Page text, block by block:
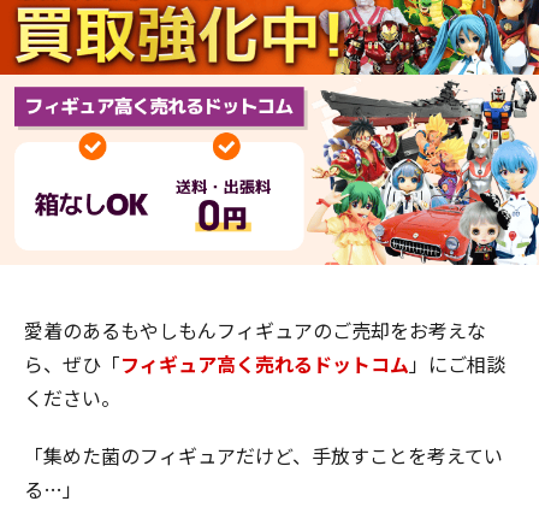
愛着のあるもやしもんフィギュアのご売却をお考えな
ら、ぜひ「フィギュア高く売れるドットコム」にご相談
ください。
「集めた菌のフィギュアだけど、手放すことを考えてい
る…」